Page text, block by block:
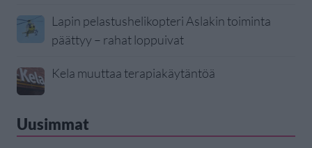
Lapin pelastushelikopteri Aslakin toiminta
päättyy – rahat loppuivat
Kela muuttaa terapiakäytäntöä
Uusimmat